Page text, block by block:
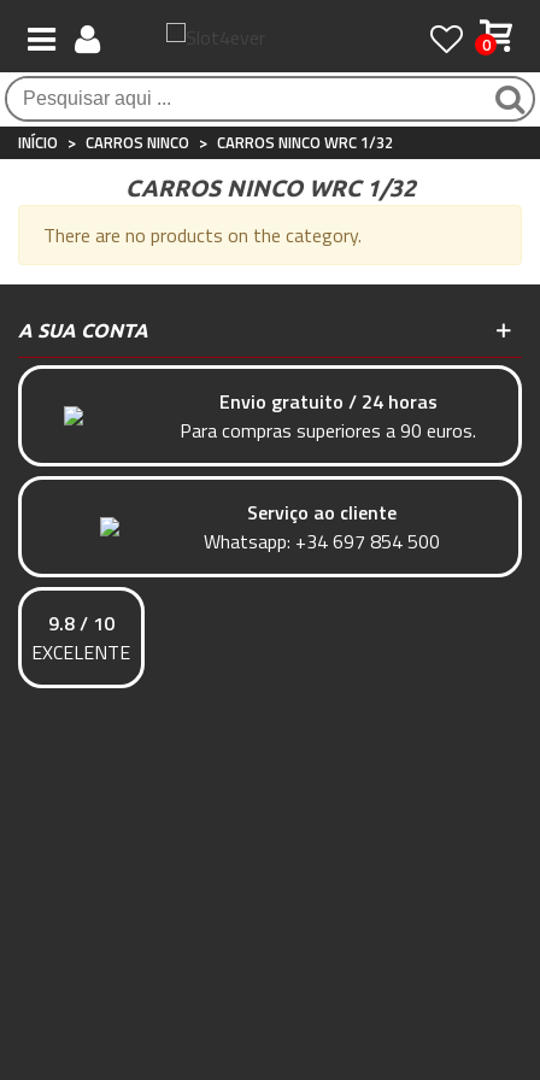
0
Atendimento ao Cliente
Whatsapp+34 697 854 500
Frete grátis / 24 horas
Para compras acima de €90
Pagamento 100% seguro
Compras seguras com SSL o tempo todo
INÍCIO > CARROS NINCO > CARROS NINCO WRC 1/32
CARROS NINCO WRC 1/32
There are no products on the category.
A SUA CONTA
Envio gratuito / 24 horas
Para compras superiores a 90 euros.
Serviço ao cliente
Whatsapp: +34 697 854 500
9.8 / 10
EXCELENTE